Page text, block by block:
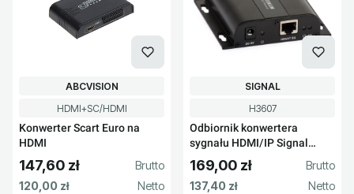
Kod produktu
HDMI+SC/HDMI
Konwerter Scart Euro na
HDMI
PRODUCENT
ABCVISION
Cena brutto
147,60 zł
Cena netto
120,00 zł
Kod produktu
H3607
Odbiornik konwertera
sygnału HDMI/IP Signal
H3607
PRODUCENT
SIGNAL
Cena brutto
169,00 zł
Cena netto
137,40 zł